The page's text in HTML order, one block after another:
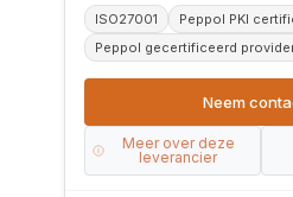
ISO27001
Peppol PKI
Peppol gecertificeerd
Neem
Meer over deze
leverancier